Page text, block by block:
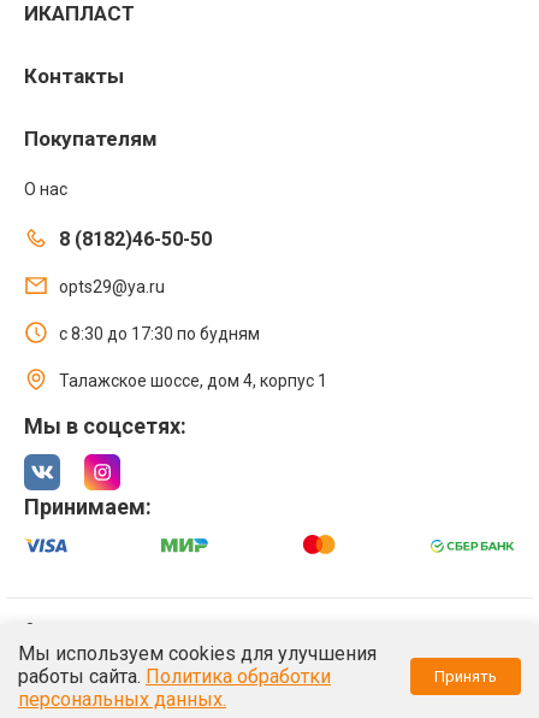
ИКАПЛАСТ
Контакты
Покупателям
О нас
8 (8182)46-50-50
opts29@ya.ru
с 8:30 до 17:30 по будням
Талажское шоссе, дом 4, корпус 1
Мы в соцсетях:
Принимаем:
Политика обработки персональных данных
/**/
Мы используем cookies для улучшения
работы сайта. Политика обработки
персональных данных.
Принять